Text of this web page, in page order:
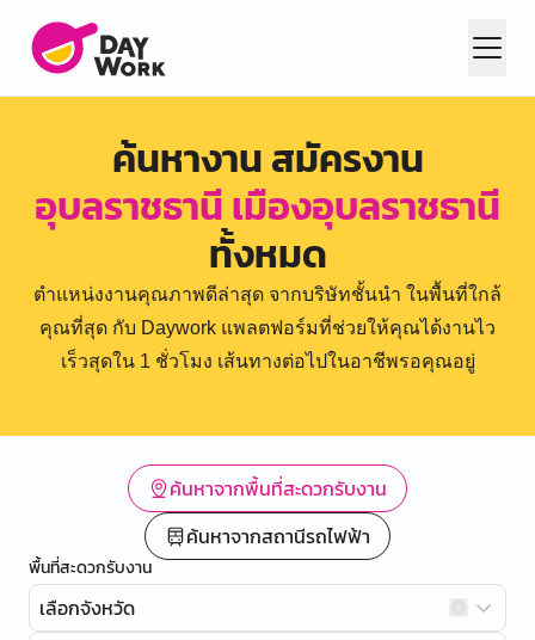
ค้นหางาน สมัครงาน
อุบลราชธานี เมืองอุบลราชธานี
ทั้งหมด
ตำแหน่งงานคุณภาพดีล่าสุด จากบริษัทชั้นนำ ในพื้นที่ใกล้
คุณที่สุด กับ Daywork แพลตฟอร์มที่ช่วยให้คุณได้งานไว
เร็วสุดใน 1 ชั่วโมง เส้นทางต่อไปในอาชีพรอคุณอยู่
ค้นหาจากพื้นที่สะดวกรับงาน
ค้นหาจากสถานีรถไฟฟ้า
พื้นที่สะดวกรับงาน
เลือกจังหวัด